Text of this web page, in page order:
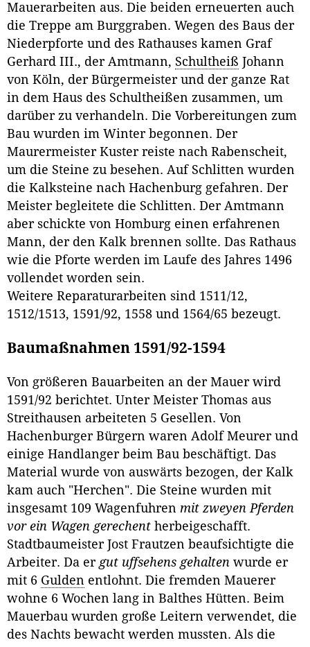
Mauerarbeiten aus. Die beiden erneuerten auch
die Treppe am Burggraben. Wegen des Baus der
Niederpforte und des Rathauses kamen Graf
Gerhard III., der Amtmann, Schultheiß Johann
von Köln, der Bürgermeister und der ganze Rat
in dem Haus des Schultheißen zusammen, um
darüber zu verhandeln. Die Vorbereitungen zum
Bau wurden im Winter begonnen. Der
Maurermeister Kuster reiste nach Rabenscheit,
um die Steine zu besehen. Auf Schlitten wurden
die Kalksteine nach Hachenburg gefahren. Der
Meister begleitete die Schlitten. Der Amtmann
aber schickte von Homburg einen erfahrenen
Mann, der den Kalk brennen sollte. Das Rathaus
wie die Pforte werden im Laufe des Jahres 1496
vollendet worden sein.
Weitere Reparaturarbeiten sind 1511/12,
1512/1513, 1591/92, 1558 und 1564/65 bezeugt.
Baumaßnahmen 1591/92-1594
Von größeren Bauarbeiten an der Mauer wird
1591/92 berichtet. Unter Meister Thomas aus
Streithausen arbeiteten 5 Gesellen. Von
Hachenburger Bürgern waren Adolf Meurer und
einige Handlanger beim Bau beschäftigt. Das
Material wurde von auswärts bezogen, der Kalk
kam auch "Herchen". Die Steine wurden mit
insgesamt 109 Wagenfuhren mit zweyen Pferden
vor ein Wagen gerechent herbeigeschafft.
Stadtbaumeister Jost Frautzen beaufsichtigte die
Arbeiter. Da er gut uffsehens gehalten wurde er
mit 6 Gulden entlohnt. Die fremden Mauerer
wohne 6 Wochen lang in Balthes Hütten. Beim
Mauerbau wurden große Leitern verwendet, die
des Nachts bewacht werden mussten. Als die